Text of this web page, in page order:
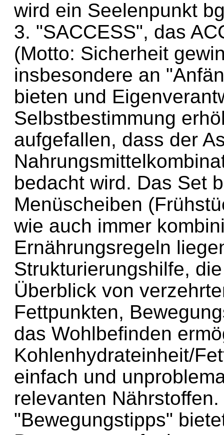
wird ein Seelenpunkt
3. "SACCESS", das
(Motto: Sicherheit
insbesondere an
bieten und
Selbstbestimmung
aufgefallen, dass der
bedacht wird. Das Set
Menüscheiben
wie auch immer
Ernährungsregeln
Strukturierungshilfe,
Überblick von
Fettpunkten,
das Wohlbefinden
Kohlenhydrateinheit/
einfach und
relevanten
"Bewegungstipps"